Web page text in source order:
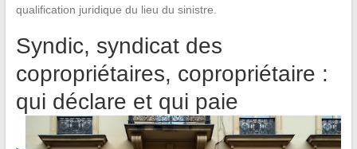
qualification juridique du lieu du sinistre.
Syndic, syndicat des
copropriétaires, copropriétaire :
qui déclare et qui paie